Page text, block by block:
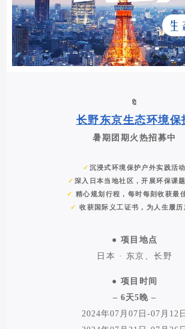
🔖
长野东京生态环境保
暑期团期火热招募中
✓ 沉浸式环境保护户外实践活动
✓ 深入日本当地社区，开展环保课
✓ 精心规划行程，每时每刻收获最
✓ 收获国际义工证书，为人生履历
● 项目地点
日本 · 东京、长野
● 项目时间
– 6天5晚 –
2024年07月07日-07月12日